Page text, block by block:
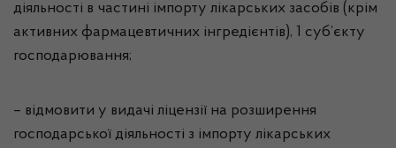
діяльності в частині імпорту лікарських засобів (крім
активних фармацевтичних інгредієнтів), 1 суб’єкту
господарювання;
– відмовити у видачі ліцензії на розширення
господарської діяльності з імпорту лікарських